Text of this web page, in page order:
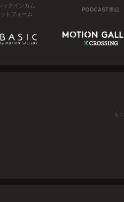
ックインカム
トフォーム
PODCAST番組
ミ